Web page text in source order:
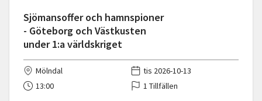
Sjömansoffer och hamnspioner
- Göteborg och Västkusten
under 1:a världskriget
Mölndal
tis 2026-10-13
13:00
1 Tillfällen